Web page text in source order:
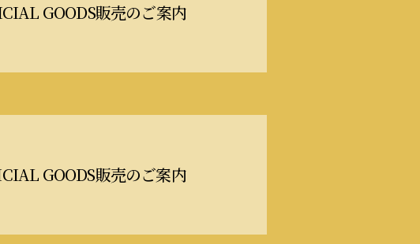
GOODS販売のご案内
GOODS販売のご案内